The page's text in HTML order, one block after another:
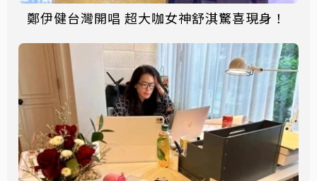
鄭伊健台灣開唱 超大咖女神舒淇驚喜現身！